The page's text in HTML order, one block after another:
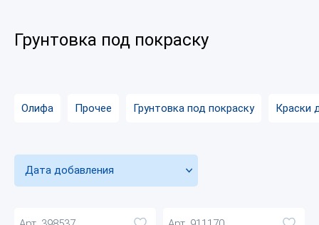
Грунтовка под покраску
Олифа Прочее Грунтовка под покраску Краски
Дата добавления